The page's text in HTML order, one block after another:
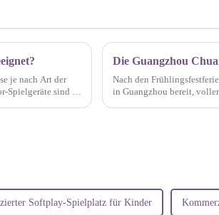
je nach Art der
sind so
Nach den
in Guangzhou bereit,
Softplay-Spielplatz für Kinder